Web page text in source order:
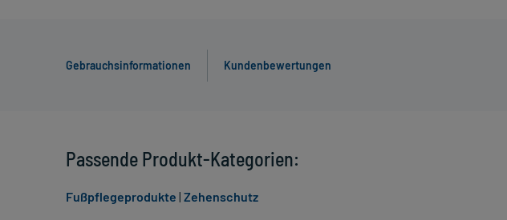
Gebrauchsinformationen Kundenbewertungen
Passende Produkt-Kategorien:
Fußpflegeprodukte | Zehenschutz